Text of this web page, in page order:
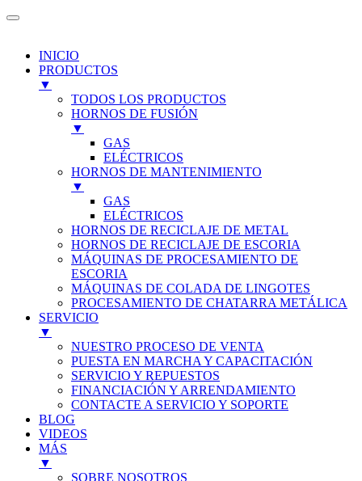
INICIO
PRODUCTOS
▼
TODOS LOS PRODUCTOS
HORNOS DE FUSIÓN
▼
GAS
ELÉCTRICOS
HORNOS DE MANTENIMIENTO
▼
GAS
ELÉCTRICOS
HORNOS DE RECICLAJE DE METAL
HORNOS DE RECICLAJE DE ESCORIA
MÁQUINAS DE PROCESAMIENTO DE
ESCORIA
MÁQUINAS DE COLADA DE LINGOTES
PROCESAMIENTO DE CHATARRA METÁLICA
SERVICIO
▼
NUESTRO PROCESO DE VENTA
PUESTA EN MARCHA Y CAPACITACIÓN
SERVICIO Y REPUESTOS
FINANCIACIÓN Y ARRENDAMIENTO
CONTACTE A SERVICIO Y SOPORTE
BLOG
VIDEOS
MÁS
▼
SOBRE NOSOTROS